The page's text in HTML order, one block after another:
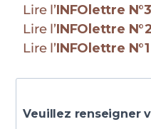
Lire l’INFOlettre N°3
Lire l’INFOlettre
Lire l’INFOlettre N°1
Veuillez renseigner